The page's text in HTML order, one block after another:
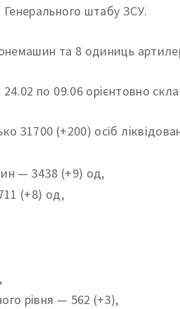
Генерального штабу ЗСУ.
та 8 одиниць
по 09.06 орієнтовно
31700 (+200) осіб
— 3438 (+9) од,
(+8) од,
рівня — 562 (+3),